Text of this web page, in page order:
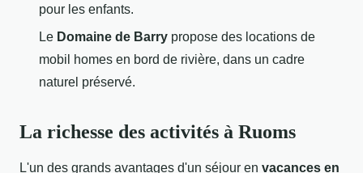
pour les enfants.
Le Domaine de Barry propose des locations de
mobil homes en bord de rivière, dans un cadre
naturel préservé.
La richesse des activités à Ruoms
L'un des grands avantages d'un séjour en vacances en